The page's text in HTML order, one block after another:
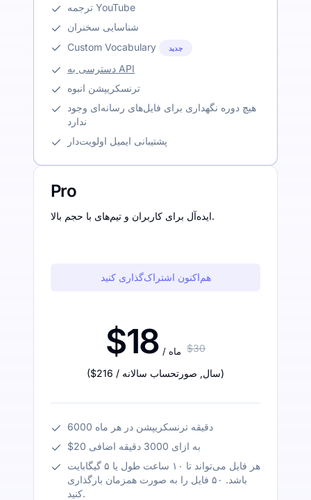
ترجمه YouTube
شناسایی سخنران
Custom Vocabulary
جدید
دسترسی به API
ترنسکریپشن انبوه
هیچ دوره نگهداری برای فایل‌های رسانه‌ای وجود
ندارد
پشتیبانی ایمیل اولویت‌دار
Pro
ایده‌آل برای کاربران و تیم‌های با حجم بالا.
هم‌اکنون اشتراک‌گذاری کنید
$18 / ماه $30
($216 / سال, صورتحساب سالانه )
6000 دقیقه ترنسکریپشن در هر ماه
$20 به ازای 3000 دقیقه اضافی
هر فایل می‌تواند تا ۱۰ ساعت طول یا ۵ گیگابایت
باشد. ۵۰ فایل را به صورت همزمان بارگذاری
کنید.